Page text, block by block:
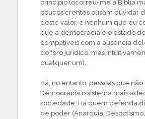
princípio (ocorreu-me a Bíblia
poucos crentes ousam duvidar
deste valor, e nenhum que eu
que a democracia e o estado
compatíveis com a ausência
do foro jurídico, mas
qualquer um).
Há, no entanto, pessoas que
Democracia o sistema mais
sociedade. Há quem defenda
de poder (Anarquia,